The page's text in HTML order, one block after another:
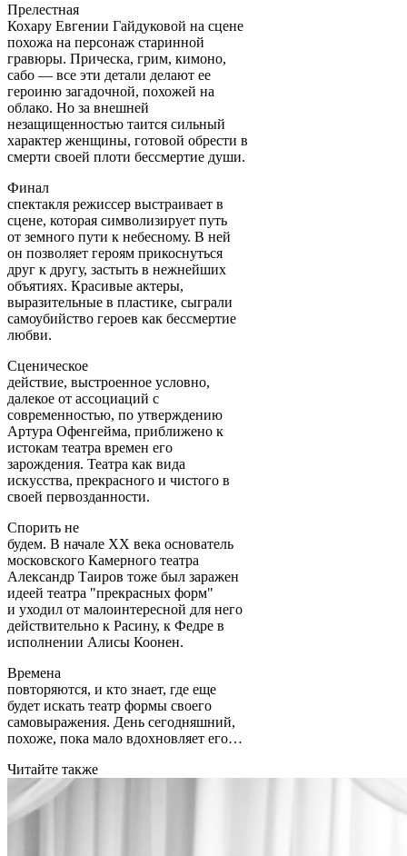
Прелестная
Кохару Евгении Гайдуковой на сцене
похожа на персонаж старинной
гравюры. Прическа, грим, кимоно,
сабо — все эти детали делают ее
героиню загадочной, похожей на
облако. Но за внешней
незащищенностью таится сильный
характер женщины, готовой обрести в
смерти своей плоти бессмертие души.
Финал
спектакля режиссер выстраивает в
сцене, которая символизирует путь
от земного пути к небесному. В ней
он позволяет героям прикоснуться
друг к другу, застыть в нежнейших
объятиях. Красивые актеры,
выразительные в пластике, сыграли
самоубийство героев как бессмертие
любви.
Сценическое
действие, выстроенное условно,
далекое от ассоциаций с
современностью, по утверждению
Артура Офенгейма, приближено к
истокам театра времен его
зарождения. Театра как вида
искусства, прекрасного и чистого в
своей первозданности.
Спорить не
будем. В начале ХХ века основатель
московского Камерного театра
Александр Таиров тоже был заражен
идеей театра "прекрасных форм"
и уходил от малоинтересной для него
действительно к Расину, к Федре в
исполнении Алисы Коонен.
Времена
повторяются, и кто знает, где еще
будет искать театр формы своего
самовыражения. День сегодняшний,
похоже, пока мало вдохновляет его…
Читайте также